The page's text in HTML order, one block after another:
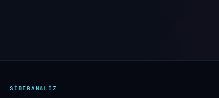
SIBERANALIZ